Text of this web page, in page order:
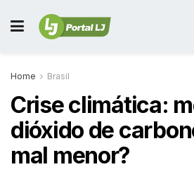
Home Brasil
Crise climática:
dióxido de
mal menor?